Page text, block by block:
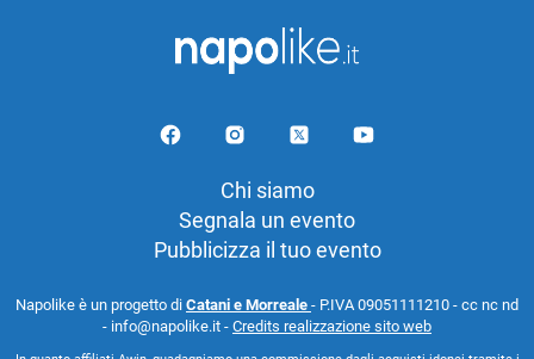
Chi siamo
Segnala un evento
Pubblicizza il tuo evento
Napolike è un progetto di Catani e Morreale - P.IVA 09051111210 - cc nc nd
- info@napolike.it - Credits realizzazione sito web